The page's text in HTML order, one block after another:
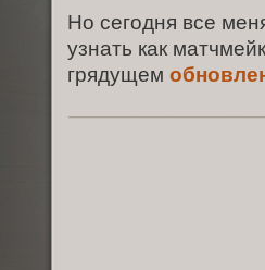
Но сегодня все
узнать как
грядущем